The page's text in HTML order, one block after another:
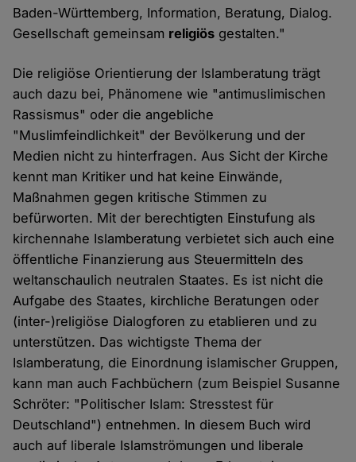
Baden-Württemberg, Information, Beratung, Dialog.
Gesellschaft gemeinsam religiös gestalten."
Die religiöse Orientierung der Islamberatung trägt
auch dazu bei, Phänomene wie "antimuslimischen
Rassismus" oder die angebliche
"Muslimfeindlichkeit" der Bevölkerung und der
Medien nicht zu hinterfragen. Aus Sicht der Kirche
kennt man Kritiker und hat keine Einwände,
Maßnahmen gegen kritische Stimmen zu
befürworten. Mit der berechtigten Einstufung als
kirchennahe Islamberatung verbietet sich auch eine
öffentliche Finanzierung aus Steuermitteln des
weltanschaulich neutralen Staates. Es ist nicht die
Aufgabe des Staates, kirchliche Beratungen oder
(inter-)religiöse Dialogforen zu etablieren und zu
unterstützen. Das wichtigste Thema der
Islamberatung, die Einordnung islamischer Gruppen,
kann man auch Fachbüchern (zum Beispiel Susanne
Schröter: "Politischer Islam: Stresstest für
Deutschland") entnehmen. In diesem Buch wird
auch auf liberale Islamströmungen und liberale